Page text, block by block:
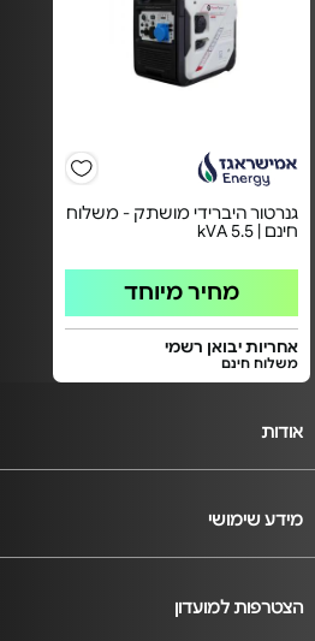
גנרטור היברידי מושתק - משלוח
חינם | 5.5 kVA
מחיר מיוחד
אחריות יבואן רשמי
משלוח חינם
אודות
מידע שימושי
הצטרפות למועדון